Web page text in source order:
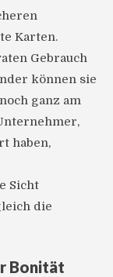
Karten.
Gebrauch
können sie
ganz am
haben,
Sicht
die
Bonität